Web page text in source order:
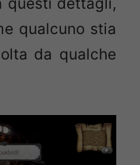
qualcuno stia
da qualche